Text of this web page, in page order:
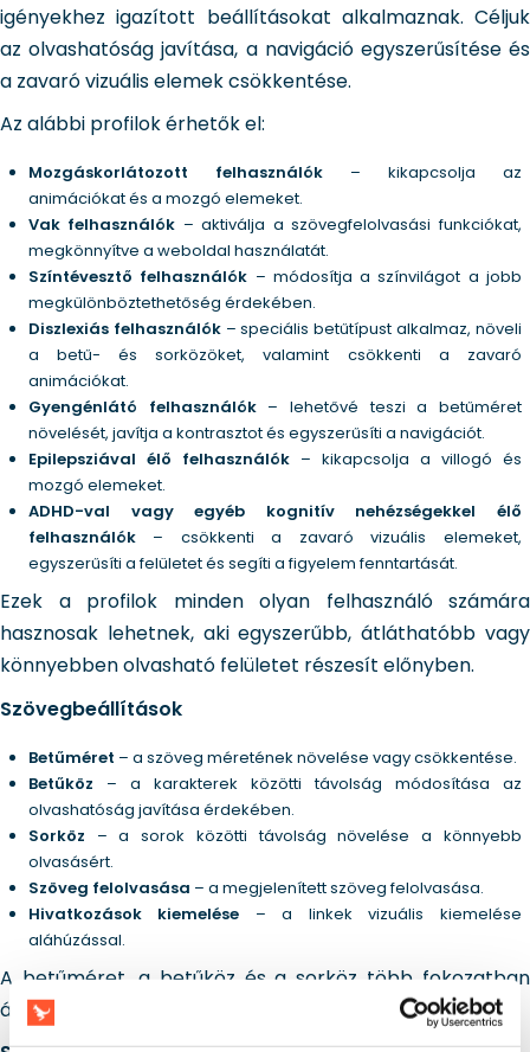
igényekhez igazított beállításokat alkalmaznak. Céljuk
az olvashatóság javítása, a navigáció egyszerűsítése és
a zavaró vizuális elemek csökkentése.
Az alábbi profilok érhetők el:
Mozgáskorlátozott felhasználók– kikapcsolja az
animációkat és a mozgó elemeket.
Vak felhasználók – aktiválja a szövegfelolvasási funkciókat,
megkönnyítve a weboldal használatát.
Színtévesztő felhasználók – módosítja a színvilágot a jobb
megkülönböztethetőség érdekében.
Diszlexiás felhasználók– speciális betűtípust alkalmaz, növeli
a betű- és sorközöket, valamint csökkenti a zavaró
animációkat.
Gyengénlátó felhasználók– lehetővé teszi a betűméret
növelését, javítja a kontrasztot és egyszerűsíti a navigációt.
Epilepsziával élő felhasználók– kikapcsolja a villogó és
mozgó elemeket.
ADHD-val vagy egyéb kognitív nehézségekkel élő
felhasználók – csökkenti a zavaró vizuális elemeket,
egyszerűsíti a felületet és segíti a figyelem fenntartását.
Ezek a profilok minden olyan felhasználó számára
hasznosak lehetnek, aki egyszerűbb, átláthatóbb vagy
könnyebben olvasható felületet részesít előnyben.
Szövegbeállítások
Betűméret – a szöveg méretének növelése vagy csökkentése.
Betűköz – a karakterek közötti távolság módosítása az
olvashatóság javítása érdekében.
Sorköz – a sorok közötti távolság növelése a könnyebb
olvasásért.
Szöveg felolvasása – a megjelenített szöveg felolvasása.
Hivatkozások kiemelése – a linkek vizuális kiemelése
aláhúzással.
A betűméret, a betűköz és a sorköz több fokozatban
állítható.